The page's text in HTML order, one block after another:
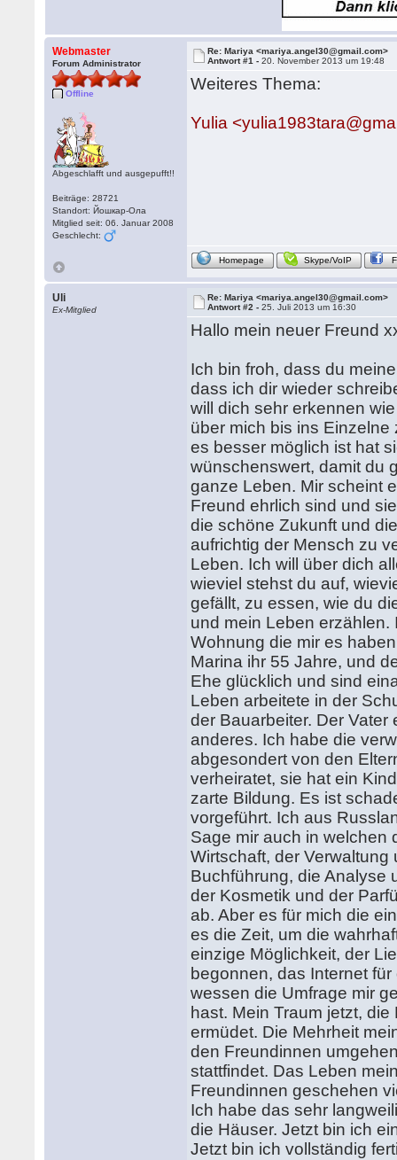
Webmaster
Forum Administrator
Offline
Abgeschlafft und ausgepufft!!
Beiträge: 28721
Standort: Йошкар-Ола
Mitglied seit: 06. Januar 2008
Geschlecht:
Re: Mariya <mariya.angel30@gmail.com>
Antwort #1 -20. November 2013 um 19:48
Weiteres Thema:
Yulia
Homepage Skype/VoIP
Uli
Ex-Mitglied
Re: Mariya <mariya.angel30@gmail.com>
Antwort #2 -25. Juli 2013 um 16:30
Hallo mein neuer Freund
Ich bin froh, dass du
dass ich dir wieder
will dich sehr erkennen
über mich bis ins
es besser möglich ist hat
wünschenswert, damit du
ganze Leben. Mir scheint
Freund ehrlich sind und
die schöne Zukunft und
aufrichtig der Mensch zu
Leben. Ich will über dich
wieviel stehst du auf,
gefällt, zu essen, wie du
und mein Leben
Wohnung die mir es
Marina ihr 55 Jahre, und
Ehe glücklich und sind
Leben arbeitete in der
der Bauarbeiter. Der
anderes. Ich habe die
abgesondert von den
verheiratet, sie hat ein
zarte Bildung. Es ist
vorgeführt. Ich aus
Sage mir auch in welchen
Wirtschaft, der
Buchführung, die Analyse
der Kosmetik und der
ab. Aber es für mich die
es die Zeit, um die
einzige Möglichkeit, der
begonnen, das Internet
wessen die Umfrage mir
hast. Mein Traum jetzt,
ermüdet. Die Mehrheit
den Freundinnen
stattfindet. Das Leben
Freundinnen geschehen
Ich habe das sehr
die Häuser. Jetzt bin ich
Jetzt bin ich vollständig